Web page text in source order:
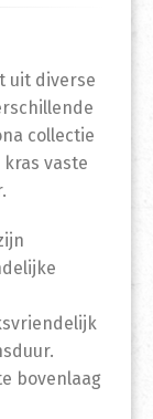
uit diverse
collectie
vaste
bovenlaag